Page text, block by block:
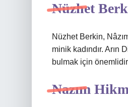
Nüzhet
Nüzhet Berkin,
minik kadındır.
bulmak için
Nazım